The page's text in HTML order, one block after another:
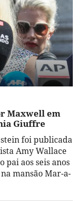
Maxwell em
Giuffre
foi publicada
Amy Wallace
aos seis anos
mansão Mar-a-